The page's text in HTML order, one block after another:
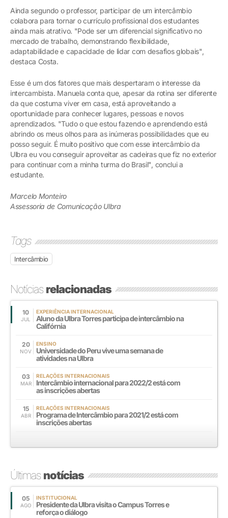
Ainda segundo o professor, participar de um intercâmbio
colabora para tornar o currículo profissional dos estudantes
ainda mais atrativo. "Pode ser um diferencial significativo no
mercado de trabalho, demonstrando flexibilidade,
adaptabilidade e capacidade de lidar com desafios globais",
destaca Costa.
Esse é um dos fatores que mais despertaram o interesse da
intercambista. Manuela conta que, apesar da rotina ser diferente
da que costuma viver em casa, está aproveitando a
oportunidade para conhecer lugares, pessoas e novos
aprendizados. "Tudo o que estou fazendo e aprendendo está
abrindo os meus olhos para as inúmeras possibilidades que eu
posso seguir. É muito positivo que com esse intercâmbio da
Ulbra eu vou conseguir aproveitar as cadeiras que fiz no exterior
para continuar com a minha turma do Brasil", conclui a
estudante.
Marcelo Monteiro
Assessoria de Comunicação Ulbra
Tags
Intercâmbio
Notíciasrelacionadas
10
JUL
EXPERIÊNCIA INTERNACIONAL
Aluno da Ulbra Torres participa de intercâmbio na
Califórnia
20
NOV
ENSINO
Universidade do Peru vive uma semana de
atividades na Ulbra
03
MAR
RELAÇÕES INTERNACIONAIS
Intercâmbio internacional para 2022/2 está com
as inscrições abertas
15
ABR
RELAÇÕES INTERNACIONAIS
Programa de Intercâmbio para 2021/2 está com
inscrições abertas
Últimasnotícias
05
AGO
INSTITUCIONAL
Presidente da Ulbra visita o Campus Torres e
reforça o diálogo